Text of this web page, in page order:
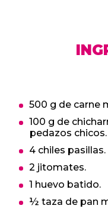
500 g de carne
100 g de
pedazos chicos.
4 chiles pasillas.
2 jitomates.
1 huevo batido.
½ taza de pan